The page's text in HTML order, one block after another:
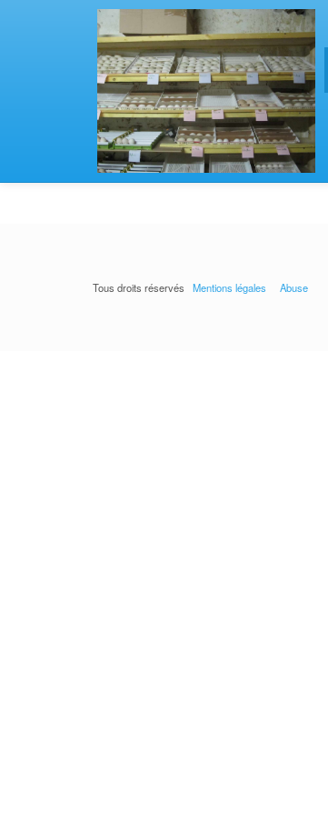
Tous droits réservés Mentions légales Abuse